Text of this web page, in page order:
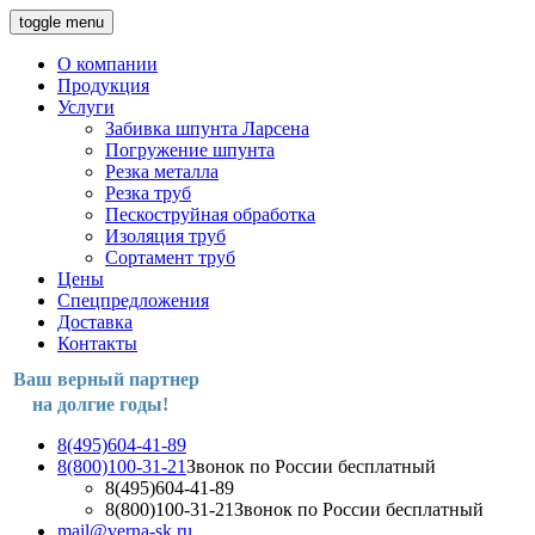
toggle menu
О компании
Продукция
Услуги
Забивка шпунта Ларсена
Погружение шпунта
Резка металла
Резка труб
Пескоструйная обработка
Изоляция труб
Сортамент труб
Цены
Спецпредложения
Доставка
Контакты
Ваш верный партнер
на долгие годы!
8(495)604-41-89
8(800)100-31-21Звонок по России бесплатный
8(495)604-41-89
8(800)100-31-21Звонок по России бесплатный
mail@verna-sk.ru